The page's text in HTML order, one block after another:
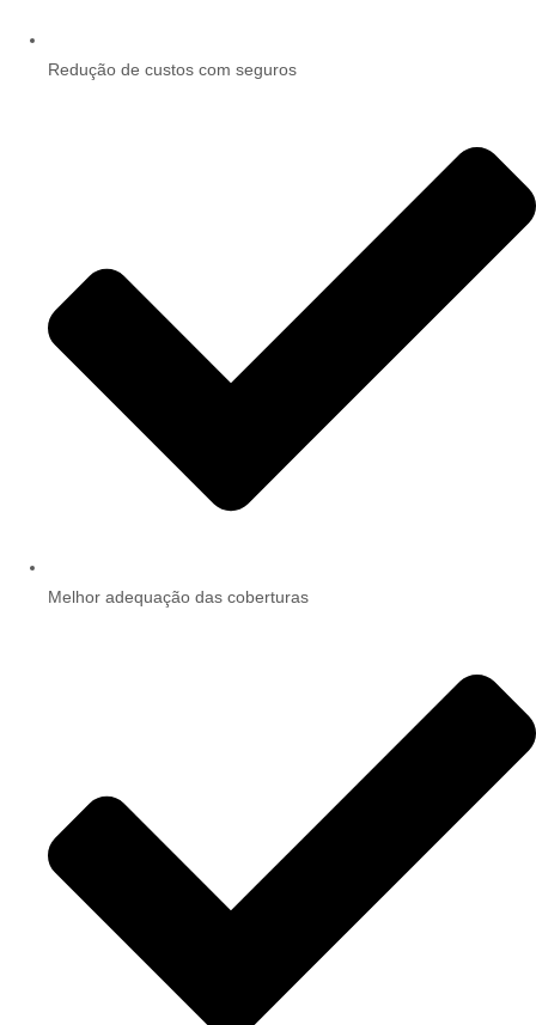
Redução de custos com seguros
Melhor adequação das coberturas